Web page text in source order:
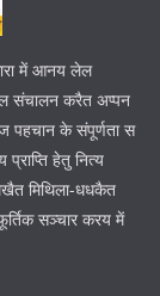
में आनय लेल
संचालन करैत अप्पन
पहचान के संपूर्णता स
हेतु नित्य
मिथिला-धधकैत
सञ्चार करय में